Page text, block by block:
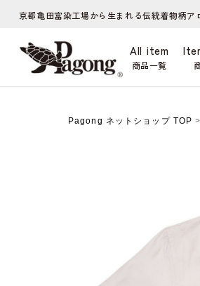
京都亀田富染工場から生まれる伝統着物柄ア
All item
商品一覧
Pagong ネットショップ TOP >